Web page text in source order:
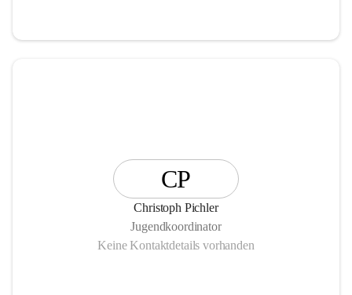
CP
Christoph Pichler
Jugendkoordinator
Keine Kontaktdetails vorhanden